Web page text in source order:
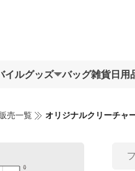
イルグッズ バッグ雑貨日用
売一覧 オリジナルクリーチ